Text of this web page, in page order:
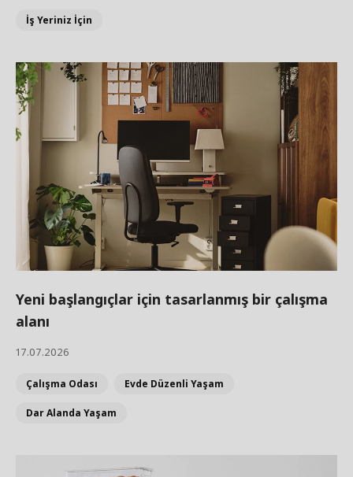
İş Yeriniz İçin
Yeni başlangıçlar için tasarlanmış bir çalışma
alanı
17.07.2026
Çalışma Odası Evde Düzenli Yaşam
Dar Alanda Yaşam